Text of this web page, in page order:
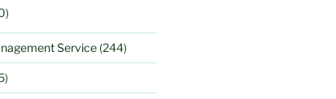
Service(244)